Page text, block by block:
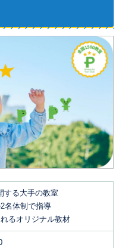
する大手の教室
名体制で指導
るオリジナル教材